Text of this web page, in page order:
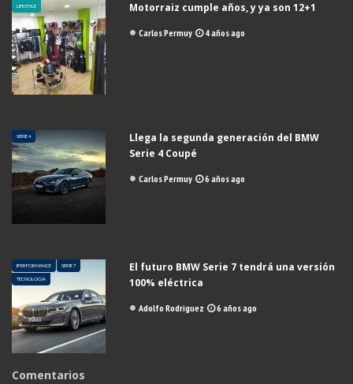
LIFESTYLE Motorraiz cumple años, y ya son 12+1
Carlos Permuy 4 años ago
SERIE 4
Llega la segunda generación del BMW
Serie 4 Coupé
Carlos Permuy 6 años ago
IPERFORMANCE SERIE 7
TECNOLOGÍA
El futuro BMW Serie 7 tendrá una versión
100% eléctrica
Adolfo Rodriguez 6 años ago
Comentarios